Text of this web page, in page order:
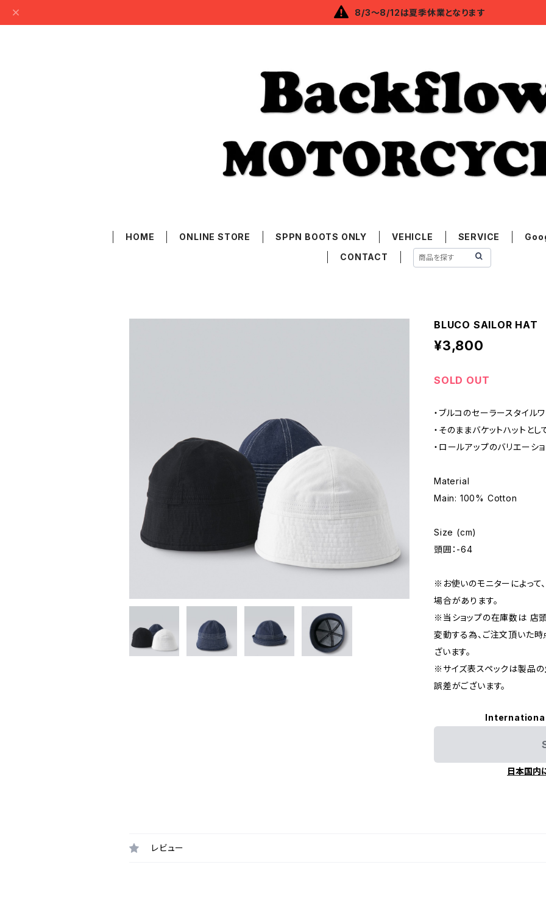
8/3～8/12は夏季休業となります
HOME ONLINE STORE SPPN BOOTS ONLY VEHICLE SERVICE
CONTACT
BLUCO SAILOR HAT
¥3,800
SOLD OUT
・ブルコのセーラースタイル
・そのままバケットハットとし
・ロールアップのバリエーシ
Material
Main: 100% Cotton
Size (cm)
頭囲：-64
※お使いのモニターによって
場合があります。
※当ショップの在庫数は 店
変動する為、ご注文頂いた
ざいます。
※サイズ表スペックは製品の
誤差がございます。
日本国内
レビュー